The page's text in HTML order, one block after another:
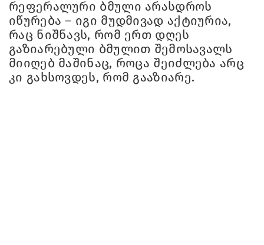
რეფერალური ბმული არასდროს
იწურება – იგი მუდმივად აქტიურია,
რაც ნიშნავს, რომ ერთ დღეს
გაზიარებული ბმულით შემოსავალს
მიიღებ მაშინაც, როცა შეიძლება არც
კი გახსოვდეს, რომ გააზიარე.